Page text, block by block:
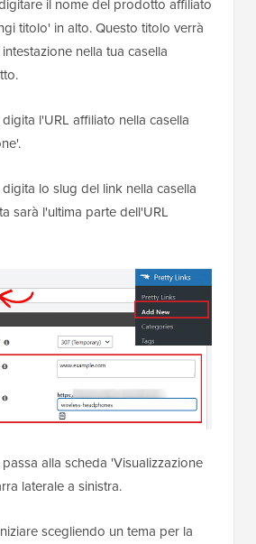
il nome del prodotto affiliato
titolo' in alto. Questo titolo verrà
nella tua casella
l'URL affiliato nella casella
lo slug del link nella casella
sarà l'ultima parte dell'URL
alla scheda 'Visualizzazione
laterale a sinistra.
scegliendo un tema per la